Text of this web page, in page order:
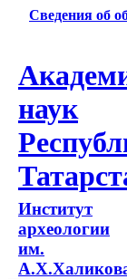
Сведения об
наук
Институт
археологии
им.